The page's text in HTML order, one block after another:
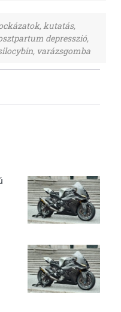
, kutatás,
depresszió,
, varázsgomba